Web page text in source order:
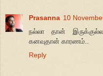
Prasanna 10
நல்லா தான் இருக்குல்ல
கனவுதான் காரணம்..
Reply